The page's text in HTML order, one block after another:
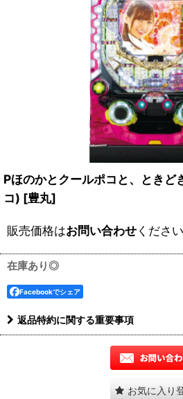
Pほのかとクールポコと、ときど
コ) [豊丸]
販売価格はお問い合わせください
在庫あり◎
Facebookでシェア
返品特約に関する重要事項
お気に入り